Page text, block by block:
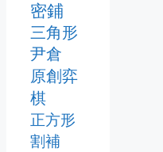
密鋪
三角形
尹倉
原創弈
棋
正方形
割補